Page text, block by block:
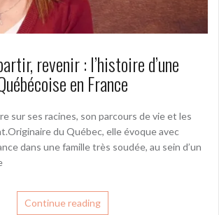
revenir : l’histoire d’une
en France
sur ses racines, son parcours de vie et les
du Québec, elle évoque avec
dans une famille très soudée, au sein d’un
Continue reading